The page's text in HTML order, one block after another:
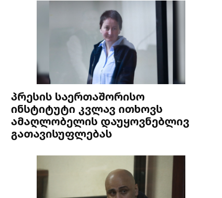
პრესის საერთაშორისო
ინსტიტუტი კვლავ ითხოვს
ამაღლობელის დაუყოვნებლივ
გათავისუფლებას